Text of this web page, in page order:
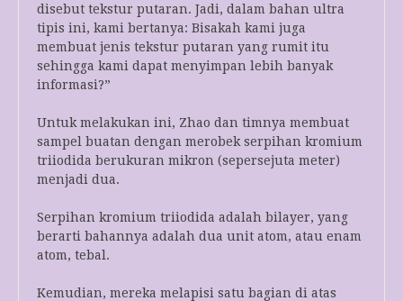
disebut tekstur putaran. Jadi, dalam bahan ultra
tipis ini, kami bertanya: Bisakah kami juga
membuat jenis tekstur putaran yang rumit itu
sehingga kami dapat menyimpan lebih banyak
informasi?”
Untuk melakukan ini, Zhao dan timnya membuat
sampel buatan dengan merobek serpihan kromium
triiodida berukuran mikron (sepersejuta meter)
menjadi dua.
Serpihan kromium triiodida adalah bilayer, yang
berarti bahannya adalah dua unit atom, atau enam
atom, tebal.
Kemudian, mereka melapisi satu bagian di atas